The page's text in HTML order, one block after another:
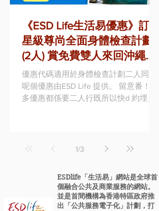
《ESD Life生活易優惠》訂購
星級尊尚全面身體檢查計劃
(2人) 賞免費雙人來回沖繩機
票 + 95折優惠碼
優惠代碼適用於身體檢查計劃二人同行,
呢個優惠由ESD Life 提供。 留意番！好
多優惠都係要二人行既所以快d 約埋另
1/3
ESDlife「生活易」網站是全球首
個融合公共及商業服務的網站。
並是首間機構為香港特區政府推
出「公共服務電子化」計劃，打